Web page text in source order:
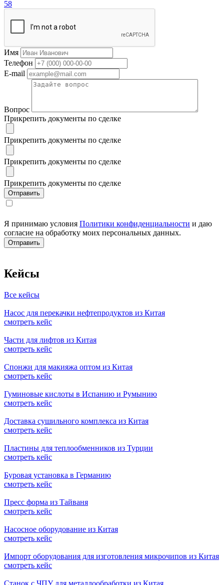
58
Имя
Телефон
E-mail
Вопрос
Прикрепить документы по сделке
Прикрепить документы по сделке
Прикрепить документы по сделке
Прикрепить документы по сделке
Я принимаю условия Политики конфиденциальности и даю
согласие на обработку моих персональных данных.
Кейсы
Все кейсы
Насос для перекачки нефтепродуктов из Китая
смотреть кейс
Части для лифтов из Китая
смотреть кейс
Спонжи для макияжа оптом из Китая
смотреть кейс
Гуминовые кислоты в Испанию и Румынию
смотреть кейс
Доставка сушильного комплекса из Китая
смотреть кейс
Пластины для теплообменников из Турции
смотреть кейс
Буровая установка в Германию
смотреть кейс
Пресс форма из Тайваня
смотреть кейс
Насосное оборудование из Китая
смотреть кейс
Импорт оборудования для изготовления микрочипов из Китая
смотреть кейс
Станок с ЧПУ для металлообработки из Китая